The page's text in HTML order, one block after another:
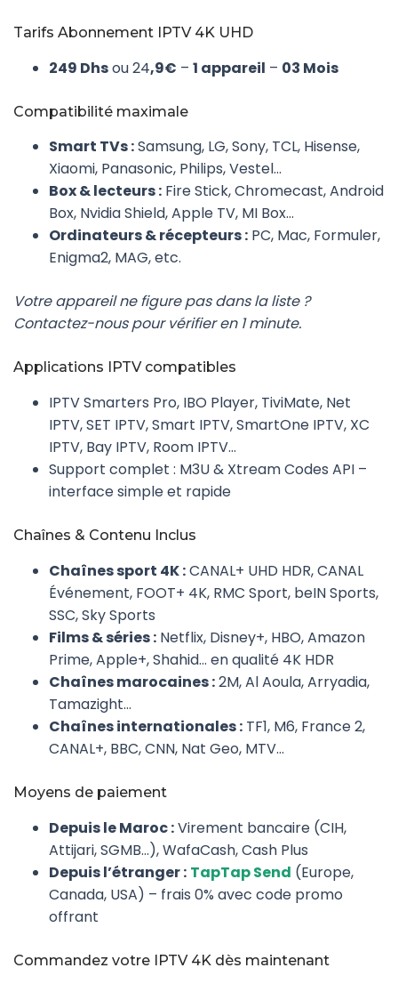
Tarifs Abonnement IPTV 4K UHD
249 Dhsou 24,9€ – 1 appareil – 03 Mois
Compatibilité maximale
Smart TVs :Samsung, LG, Sony, TCL, Hisense,
Xiaomi, Panasonic, Philips, Vestel…
Box & lecteurs : Fire Stick, Chromecast, Android
Box, Nvidia Shield, Apple TV, MI Box…
Ordinateurs & récepteurs : PC, Mac, Formuler,
Enigma2, MAG, etc.
Votre appareil ne figure pas dans la liste ?
Contactez-nous pour vérifier en 1 minute.
Applications IPTV compatibles
IPTV Smarters Pro, IBO Player, TiviMate, Net
IPTV, SET IPTV, Smart IPTV, SmartOne IPTV, XC
IPTV, Bay IPTV, Room IPTV…
Support complet : M3U & Xtream Codes API –
interface simple et rapide
Chaînes & Contenu Inclus
Chaînes sport 4K :CANAL+ UHD HDR, CANAL
Événement, FOOT+ 4K, RMC Sport, beIN Sports,
SSC, Sky Sports
Films & séries : Netflix, Disney+, HBO, Amazon
Prime, Apple+, Shahid… en qualité 4K HDR
Chaînes marocaines :2M, Al Aoula, Arryadia,
Tamazight…
Chaînes internationales : TF1, M6, France 2,
CANAL+, BBC, CNN, Nat Geo, MTV…
Moyens de paiement
Depuis le Maroc :Virement bancaire (CIH,
Attijari, SGMB…), WafaCash, Cash Plus
Depuis l’étranger : TapTap Send (Europe,
Canada, USA) – frais 0% avec code promo
offrant
Commandez votre IPTV 4K dès maintenant